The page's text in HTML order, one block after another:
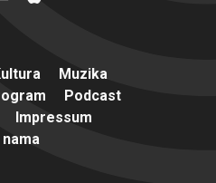
Muzika
Podcast
Impressum
nama